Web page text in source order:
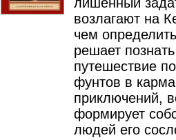
возлагают на
чем
решает
путешествие
фунтов в
приключений,
формирует
людей его